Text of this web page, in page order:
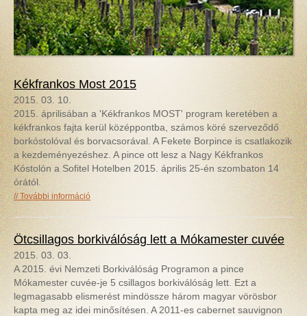
HÍREK
Kékfrankos Most 2015
2015. 03. 10.
2015. áprilisában a 'Kékfrankos MOST' program keretében a
kékfrankos fajta kerül középpontba, számos köré szerveződő
borkóstolóval és borvacsorával. A Fekete Borpince is csatlakozik
a kezdeményezéshez. A pince ott lesz a Nagy Kékfrankos
Kóstolón a Sofitel Hotelben 2015. április 25-én szombaton 14
órától.
További információ Kékfrankos Most 2015 tartalommal kapcsolatosan
Ötcsillagos borkiválóság lett a Mókamester cuvée
2015. 03. 03.
A 2015. évi Nemzeti Borkiválóság Programon a pince
Mókamester cuvée-je 5 csillagos borkiválóság lett. Ezt a
legmagasabb elismerést mindössze három magyar vörösbor
kapta meg az idei minősítésen. A 2011-es cabernet sauvignon